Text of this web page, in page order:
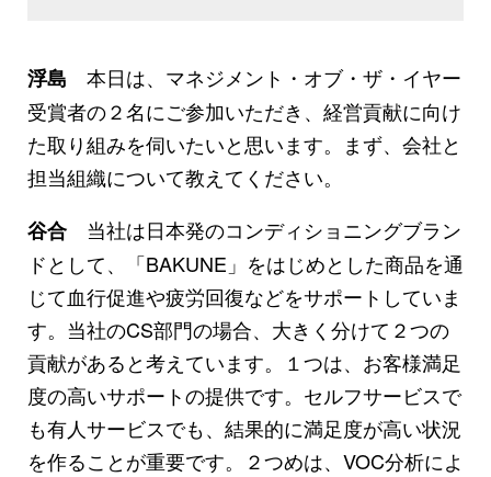
浮島 本日は、マネジメント・オブ・ザ・イヤー
受賞者の２名にご参加いただき、経営貢献に向け
た取り組みを伺いたいと思います。まず、会社と
担当組織について教えてください。
谷合 当社は日本発のコンディショニングブラン
ドとして、「BAKUNE」をはじめとした商品を通
じて血行促進や疲労回復などをサポートしていま
す。当社のCS部門の場合、大きく分けて２つの
貢献があると考えています。１つは、お客様満足
度の高いサポートの提供です。セルフサービスで
も有人サービスでも、結果的に満足度が高い状況
を作ることが重要です。２つめは、VOC分析によ